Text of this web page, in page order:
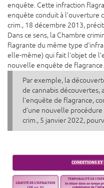
enquête. Cette infraction
enquête conduit à l’ouverture
crim., 18 décembre 2013,
Dans ce sens, la Chambre
flagrante du même type
elle-même) qui fait l’objet de
nouvelle enquête de flagrance.
Par exemple, la
de cannabis découvertes,
l’enquête de flagrance,
d’une nouvelle procédure
crim., 5 janvier 2022,